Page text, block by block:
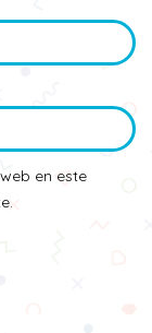
en este